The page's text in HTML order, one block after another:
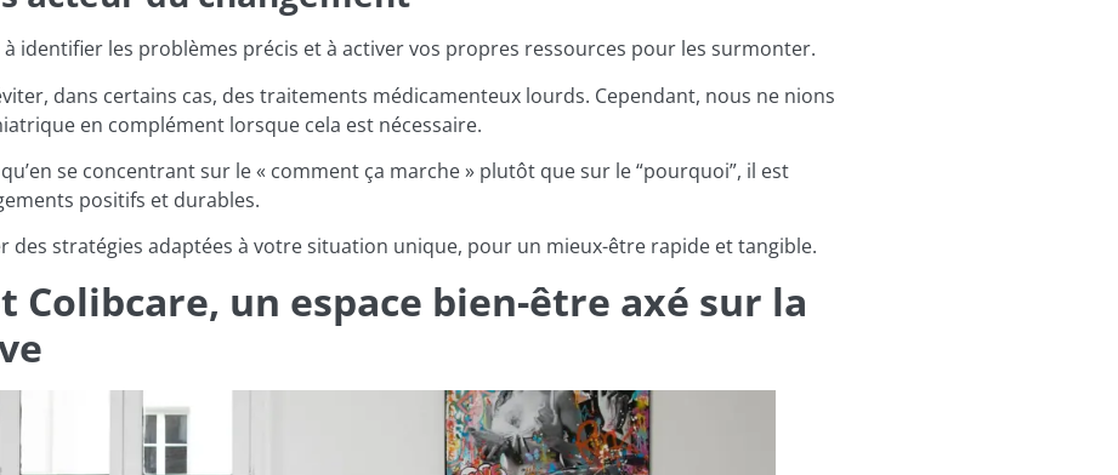
identifier les problèmes précis et à activer vos propres ressources pour les surmonter.
dans certains cas, des traitements médicamenteux lourds. Cependant, nous ne nions
en complément lorsque cela est nécessaire.
se concentrant sur le « comment ça marche » plutôt que sur le “pourquoi”, il est
positifs et durables.
des stratégies adaptées à votre situation unique, pour un mieux-être rapide et tangible.
Colibcare, un espace bien-être axé sur la